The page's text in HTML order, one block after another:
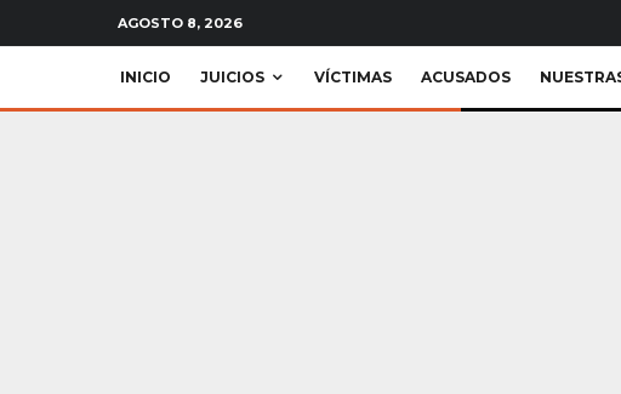
AGOSTO 8, 2026
INICIO JUICIOS VÍCTIMAS ACUSADOS